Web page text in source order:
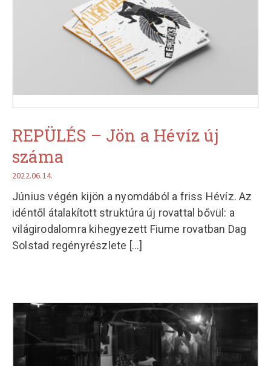
REPÜLÉS – Jön a Hévíz új
száma
2022.06.14.
Június végén kijön a nyomdából a friss Hévíz. Az
idéntől átalakított struktúra új rovattal bővül: a
világirodalomra kihegyezett Fiume rovatban Dag
Solstad regényrészlete [...]